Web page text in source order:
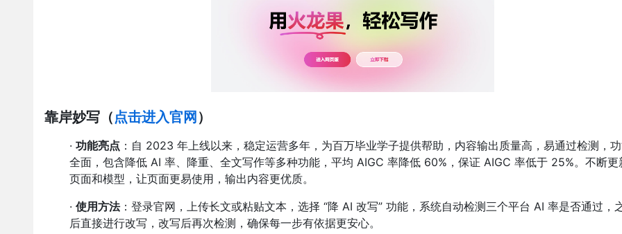
靠岸妙写 （点击进入官网 ）
· 功能亮点 ：自 2023 年上线以来，稳定运营多年，为百万毕业学子提供帮助，内容输出质量高，易通过检测，
全面，包含降低 AI 率、降重、全文写作等多种功能，平均 AIGC 率降低 60%，保证 AIGC 率低于 25%。不断更
页面和模型，让页面更易使用，输出内容更优质。
· 使用方法：登录官网，上传长文或粘贴文本，选择 “降 AI 改写” 功能，系统自动检测三个平台 AI 率是否通过，
后直接进行改写，改写后再次检测，确保每一步有依据更安心。